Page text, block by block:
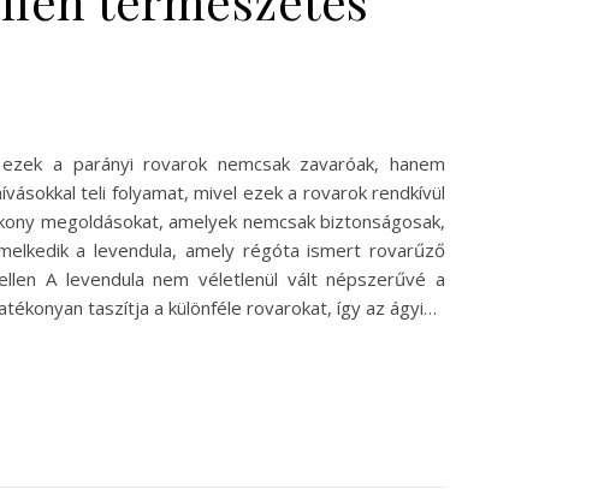
a parányi rovarok nemcsak zavaróak, hanem
teli folyamat, mivel ezek a rovarok rendkívül
megoldásokat, amelyek nemcsak biztonságosak,
a levendula, amely régóta ismert rovarűző
A levendula nem véletlenül vált népszerűvé a
taszítja a különféle rovarokat, így az ágyi…